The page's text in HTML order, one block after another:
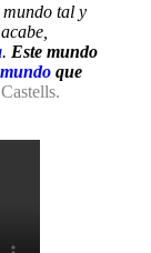
mundo tal y
. Este mundo
que